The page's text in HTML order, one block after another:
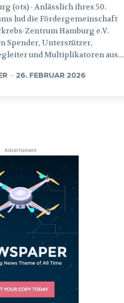
ihres 50.
lud die Fördergemeinschaft
Zentrum Hamburg e.V.
Spender, Unterstützer,
und Multiplikatoren aus...
- 26. FEBRUAR 2026
Advertisment